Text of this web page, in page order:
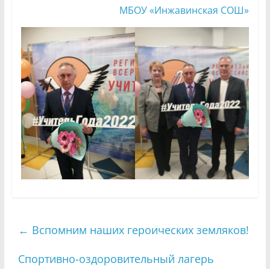
МБОУ «Инжавинская СОШ»
← Вспомним наших героических земляков!
Спортивно-оздоровительный лагерь